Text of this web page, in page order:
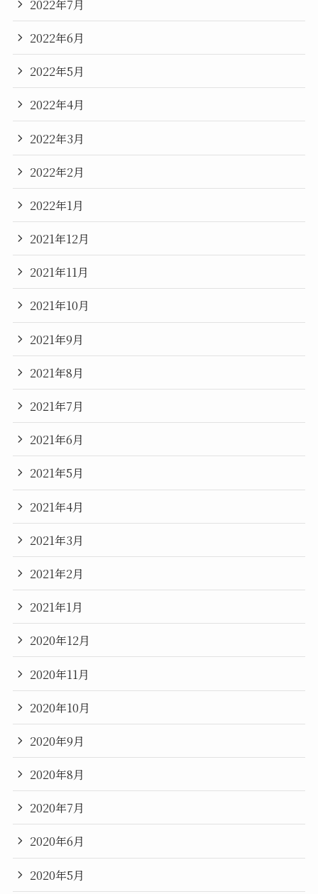
2022年7月
2022年6月
2022年5月
2022年4月
2022年3月
2022年2月
2022年1月
2021年12月
2021年11月
2021年10月
2021年9月
2021年8月
2021年7月
2021年6月
2021年5月
2021年4月
2021年3月
2021年2月
2021年1月
2020年12月
2020年11月
2020年10月
2020年9月
2020年8月
2020年7月
2020年6月
2020年5月